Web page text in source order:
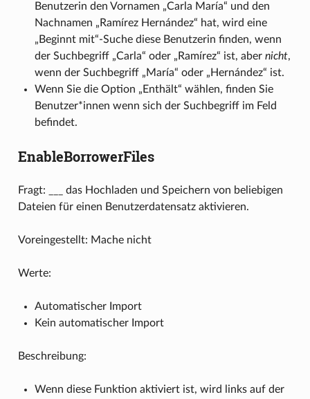
Benutzerin den Vornamen „Carla María“ und den
Nachnamen „Ramírez Hernández“ hat, wird eine
„Beginnt mit“-Suche diese Benutzerin finden, wenn
der Suchbegriff „Carla“ oder „Ramírez“ ist, aber nicht,
wenn der Suchbegriff „María“ oder „Hernández“ ist.
Wenn Sie die Option „Enthält“ wählen, finden Sie
Benutzer*innen wenn sich der Suchbegriff im Feld
befindet.
EnableBorrowerFiles
Fragt: ___ das Hochladen und Speichern von beliebigen
Dateien für einen Benutzerdatensatz aktivieren.
Voreingestellt: Mache nicht
Werte:
Automatischer Import
Kein automatischer Import
Beschreibung:
Wenn diese Funktion aktiviert ist, wird links auf der